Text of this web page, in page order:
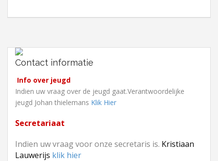
Contact informatie
Info over jeugd
Indien uw vraag over de jeugd gaat.Verantwoordelijke
jeugd Johan thielemans Klik Hier
Secretariaat
Indien uw vraag voor onze secretaris is. Kristiaan
Lauwerijs klik hier